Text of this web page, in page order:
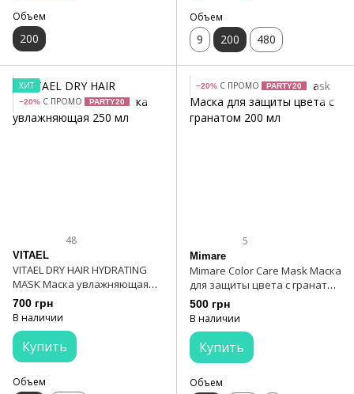
Объем
200
Объем
9 200 480
ХИТ
−20% С ПРОМО PARTY20
48
VITAEL
VITAEL DRY HAIR HYDRATING
MASK Маска увлажняющая
250 мл
700 грн
В наличии
Купить
Объем
−20% С ПРОМО PARTY20
5
Mimare
Mimare Color Care Mask Маска
для защиты цвета с гранатом
200 мл
500 грн
В наличии
Купить
Объем